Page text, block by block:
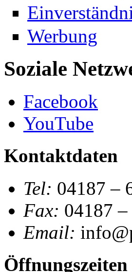
Werbung
Soziale
Facebook
YouTube
Kontaktdaten
Tel: 04187 –
Fax: 04187
Email:
Öffnungszeiten